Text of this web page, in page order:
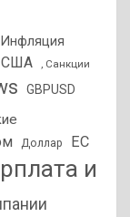
США , Санкции
GBPUSD
Доллар ЕС
и